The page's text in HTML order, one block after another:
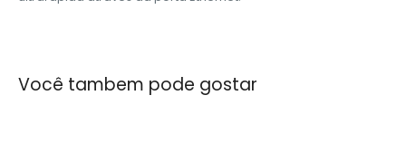
Você tambem pode gostar